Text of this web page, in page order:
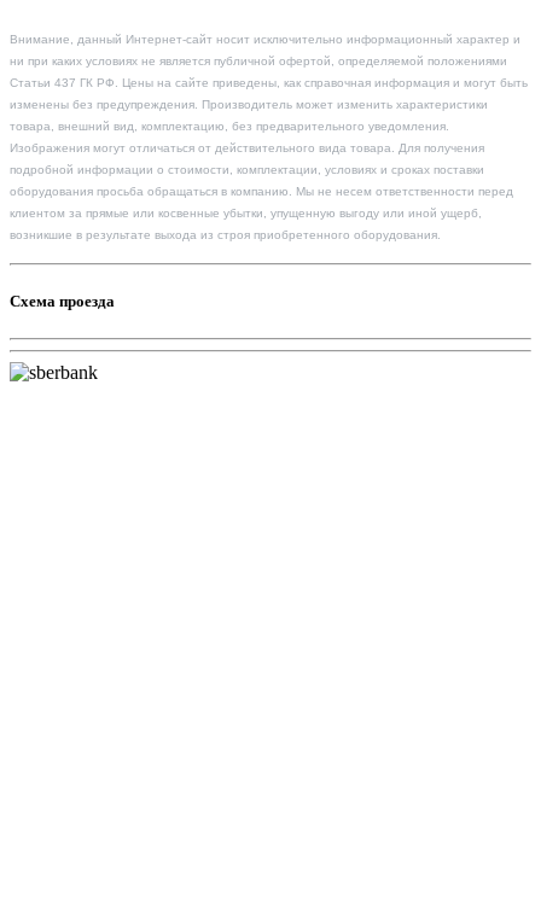
Внимание, данный Интернет-сайт носит исключительно информационный характер и
ни при каких условиях не является публичной офертой, определяемой положениями
Статьи 437 ГК РФ. Цены на сайте приведены, как справочная информация и могут быть
изменены без предупреждения. Производитель может изменить характеристики
товара, внешний вид, комплектацию, без предварительного уведомления.
Изображения могут отличаться от действительного вида товара. Для получения
подробной информации о стоимости, комплектации, условиях и сроках поставки
оборудования просьба обращаться в компанию. Мы не несем ответственности перед
клиентом за прямые или косвенные убытки, упущенную выгоду или иной ущерб,
возникшие в результате выхода из строя приобретенного оборудования.
Схема проезда